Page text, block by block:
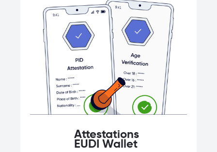
Attestations
EUDI Wallet